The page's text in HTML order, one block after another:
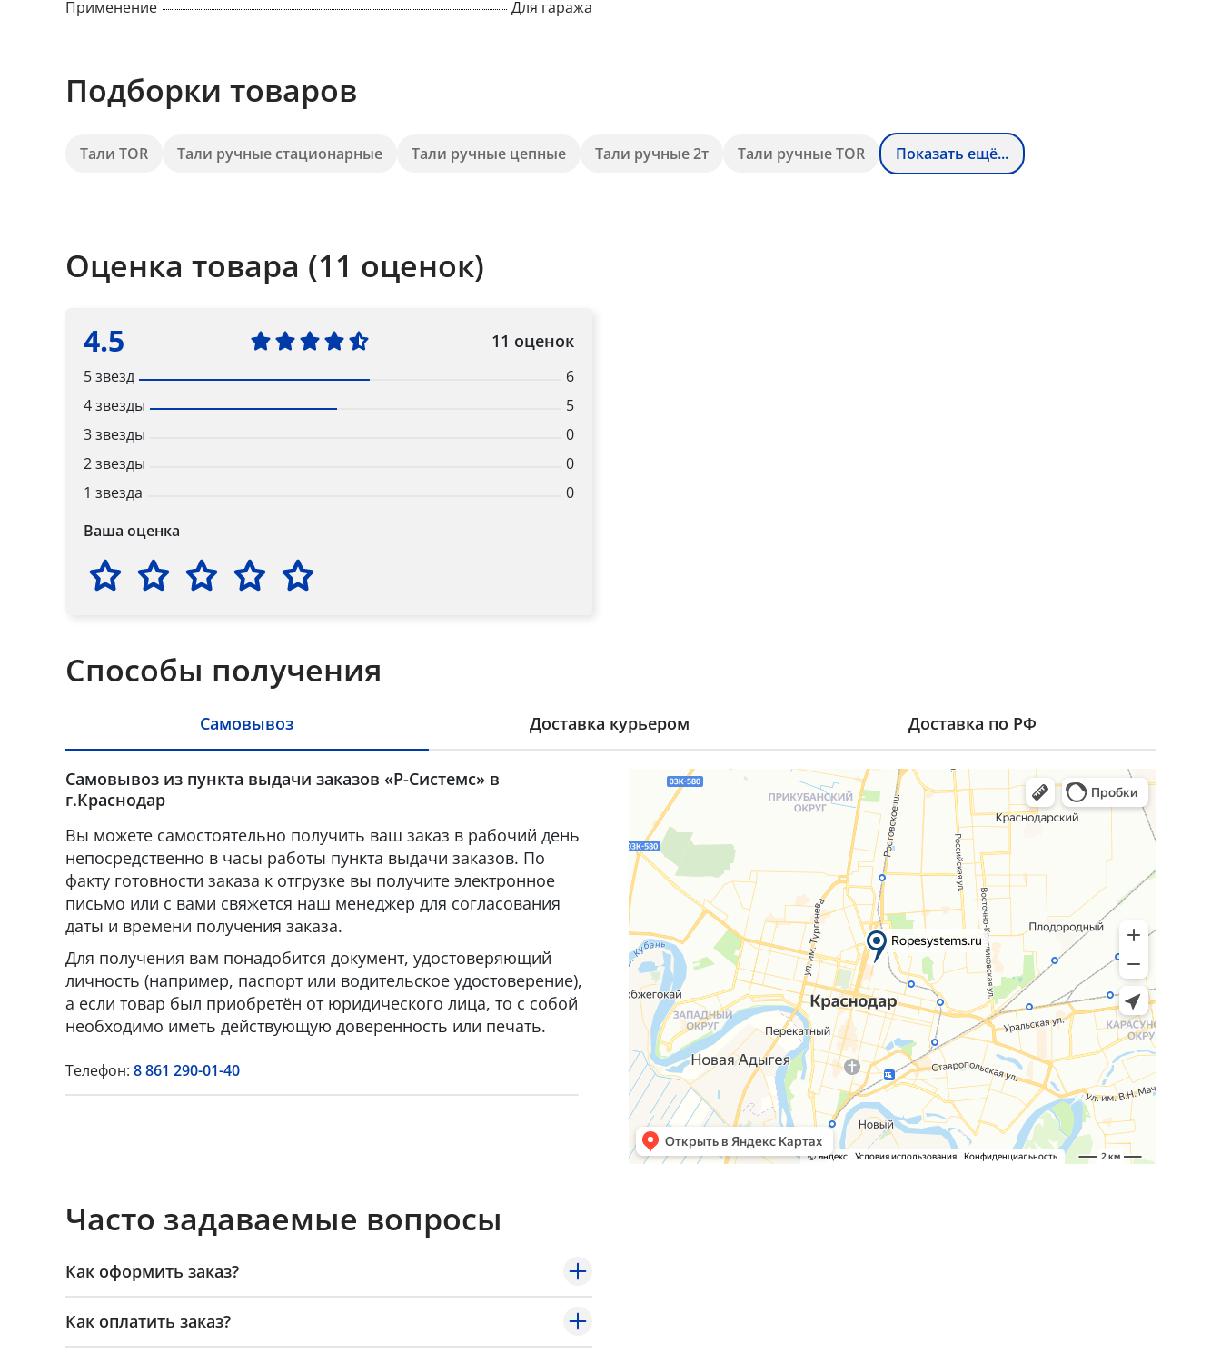
Применение
Для гаража
Подборки товаров
Тали TOR Тали ручные стационарные Тали ручные цепные Тали ручные 2т Тали ручные TOR Показать ещё...
Оценка товара (11 оценок)
4.5 11 оценок
5 звезд
6
4 звезды
5
3 звезды
0
2 звезды
0
1 звезда
0
Ваша оценка
Способы получения
Самовывоз Доставка курьером Доставка по РФ
Самовывоз из пункта выдачи заказов «Р-Системс» в
г.Краснодар
Вы можете самостоятельно получить ваш заказ в рабочий день
непосредственно в часы работы пункта выдачи заказов. По
факту готовности заказа к отгрузке вы получите электронное
письмо или с вами свяжется наш менеджер для согласования
даты и времени получения заказа.
Для получения вам понадобится документ, удостоверяющий
личность (например, паспорт или водительское удостоверение),
а если товар был приобретён от юридического лица, то с собой
необходимо иметь действующую доверенность или печать.
Телефон: 8 861 290-01-40
Часто задаваемые вопросы
Как оформить заказ?
Как оплатить заказ?